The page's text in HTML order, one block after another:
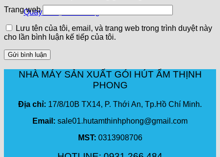
Quay trở lại cửa hàng
Trang web
Lưu tên của tôi, email, và trang web trong trình duyệt này
cho lần bình luận kế tiếp của tôi.
NHÀ MÁY SẢN XUẤT GÓI HÚT ẨM THỊNH
PHONG
Địa chỉ: 17/8/10B TX14, P. Thới An, Tp.Hồ Chí Minh.
Email: sale01.hutamthinhphong@gmail.com
MST: 0313908706